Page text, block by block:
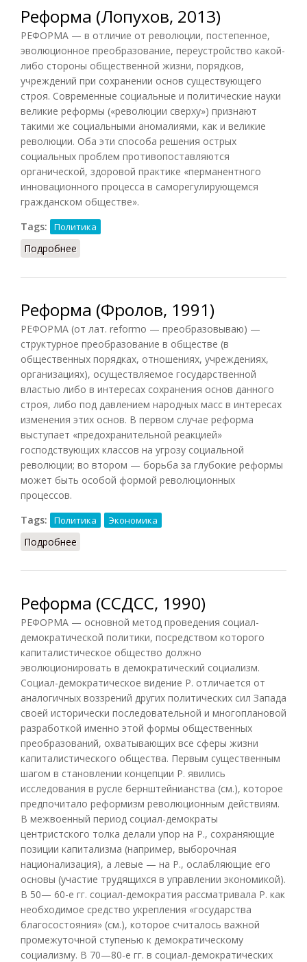
Реформа (Лопухов, 2013)
РЕФОРМА — в отличие от революции, постепенное,
эволюционное преобразование, переустройство какой-
либо стороны общественной жизни, порядков,
учреждений при сохранении основ существующего
строя. Современные социальные и политические науки
великие реформы («революции сверху») признают
такими же социальными аномалиями, как и великие
революции. Оба эти способа решения острых
социальных проблем противопоставляются
органической, здоровой практике «перманентного
инновационного процесса в саморегулирующемся
гражданском обществе».
Tags:
Политика
Подробнее
Реформа (Фролов, 1991)
РЕФОРМА (от лат. reformo — преобразовываю) —
структурное преобразование в обществе (в
общественных порядках, отношениях, учреждениях,
организациях), осуществляемое государственной
властью либо в интересах сохранения основ данного
строя, либо под давлением народных масс в интересах
изменения этих основ. В первом случае реформа
выступает «предохранительной реакцией»
господствующих классов на угрозу социальной
революции; во втором — борьба за глубокие реформы
может быть особой формой революционных
процессов.
Tags:
Политика Экономика
Подробнее
Реформа (ССДСС, 1990)
РЕФОРМА — основной метод проведения социал-
демократической политики, посредством которого
капиталистическое общество должно
эволюционировать в демократический социализм.
Социал-демократическое видение Р. отличается от
аналогичных воззрений других политических сил Запада
своей исторически последовательной и многоплановой
разработкой именно этой формы общественных
преобразований, охватывающих все сферы жизни
капиталистического общества. Первым существенным
шагом в становлении концепции Р. явились
исследования в русле бернштейнианства (см.), которое
предпочитало реформизм революционным действиям.
В межвоенный период социал-демократы
центристского толка делали упор на Р., сохраняющие
позиции капитализма (например, выборочная
национализация), а левые — на Р., ослабляющие его
основы (участие трудящихся в управлении экономикой).
В 50— 60-е гг. социал-демократия рассматривала Р. как
необходимое средство укрепления «государства
благосостояния» (см.), которое считалось важной
промежуточной ступенью к демократическому
социализму. В 70—80-е гг. в социал-демократических